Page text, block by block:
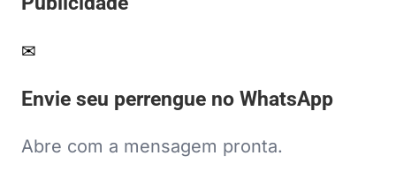
✉
Envie seu perrengue no WhatsApp
Abre com a mensagem pronta.